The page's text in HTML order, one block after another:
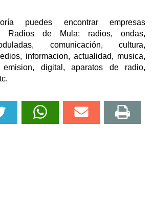
puedes encontrar empresas
Radios de Mula; radios, ondas,
comunicación, cultura,
informacion, actualidad, musica,
emision, digital, aparatos de radio,